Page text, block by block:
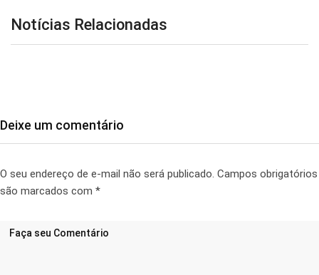
Notícias Relacionadas
Deixe um comentário
O seu endereço de e-mail não será publicado. Campos obrigatórios
são marcados com *